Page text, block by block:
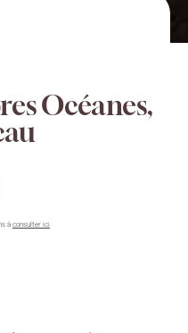
Océanes,
à consulter ici